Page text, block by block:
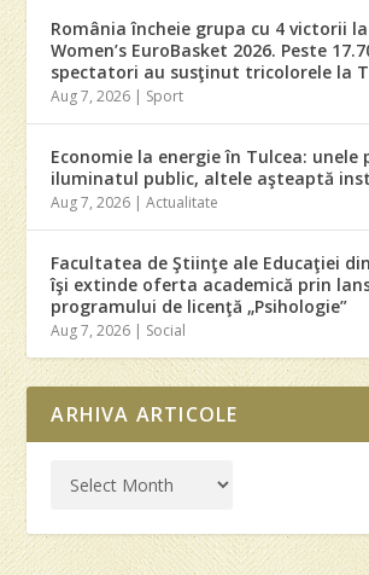
România încheie grupa cu 4 victorii la
Women’s EuroBasket 2026. Peste
spectatori au susţinut tricolorele la
Aug 7, 2026 | Sport
Economie la energie în Tulcea: unele
iluminatul public, altele aşteaptă
Aug 7, 2026 |Actualitate
Facultatea de Ştiinţe ale Educaţiei
îşi extinde oferta academică prin
programului de licenţă „Psihologie”
Aug 7, 2026 | Social
ARHIVA ARTICOLE